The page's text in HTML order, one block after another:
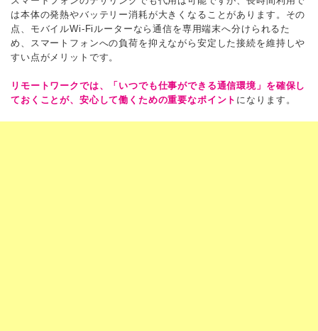
は本体の発熱やバッテリー消耗が大きくなることがあります。その
点、モバイルWi-Fiルーターなら通信を専用端末へ分けられるた
め、スマートフォンへの負荷を抑えながら安定した接続を維持しや
すい点がメリットです。
リモートワークでは、「いつでも仕事ができる通信環境」を確保し
ておくことが、安心して働くための重要なポイント になります。